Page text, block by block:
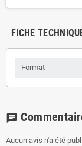
FICHE
Format
chat
Aucun avis n'a été